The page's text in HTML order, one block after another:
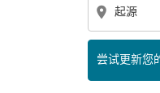
location_on
尝试更新您